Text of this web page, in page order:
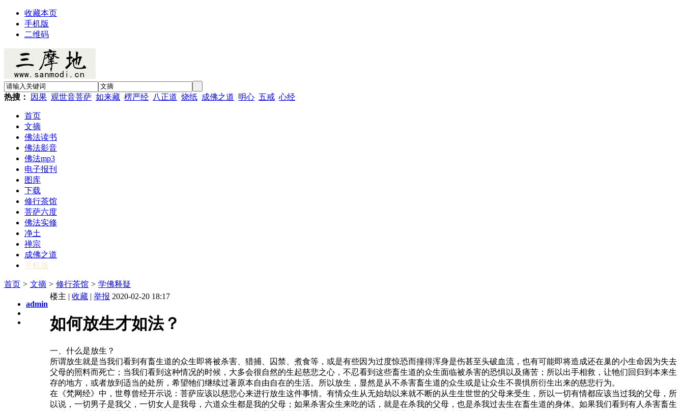
收藏本页
手机版
二维码
热搜： 因果 观世音菩萨 如来藏 楞严经 八正道 烧纸 成佛之道 明心 五戒 心经
首页
文摘
佛法读书
佛法影音
佛法mp3
电子报刊
图库
下载
修行茶馆
菩萨六度
佛法实修
净土
禅宗
成佛之道
手机版
首页 > 文摘 > 修行茶馆 > 学佛释疑
admin
楼主 | 收藏 | 举报 2020-02-20 18:17
如何放生才如法？
一、什么是放生？
所谓放生就是当我们看到有畜生道的众生即将被杀害、猎捕、囚禁、煮食等，或是有些因为过度惊恐而撞得浑身是伤甚至头破血流，也有可能即将造成还在巢的小生命因为失去
父母的照料而死亡；当我们看到这种情况的时候，大多会很自然的生起慈悲之心，不忍看到这些畜生道的众生面临被杀害的恐惧以及痛苦；所以出手相救，让牠们回归到本来生
存的地方，或者放到适当的处所，希望牠们继续过著原本自由自在的生活。所以放生，显然是从不杀害畜生道的众生或是让众生不畏惧所衍生出来的慈悲行为。
在《梵网经》中，世尊曾经开示说：菩萨应该以慈悲心来进行放生这件事情。有情众生从无始劫以来就不断的从生生世世的父母来受生，所以一切有情都应该当过我的父母，所
以说，一切男子是我父，一切女人是我母，六道众生都是我的父母；如果杀害众生来吃的话，就是在杀我的父母，也是杀我过去生在畜生道的身体。如果我们看到有人杀害畜生